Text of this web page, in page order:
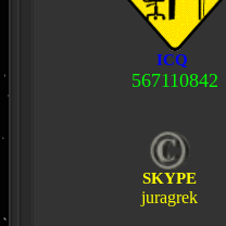
ICQ
567110842
SKYPE
juragrek